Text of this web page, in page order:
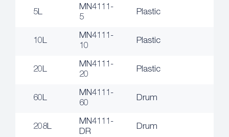
5L
MN4111-
5
Plastic
10L
MN4111-
10
Plastic
20L
MN4111-
20
Plastic
60L
MN4111-
60
Drum
208L
MN4111-
DR
Drum